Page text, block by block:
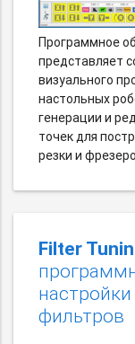
Программное
представляет
визуального
настольных
генерации и
точек для
резки и
Filter
фильтров